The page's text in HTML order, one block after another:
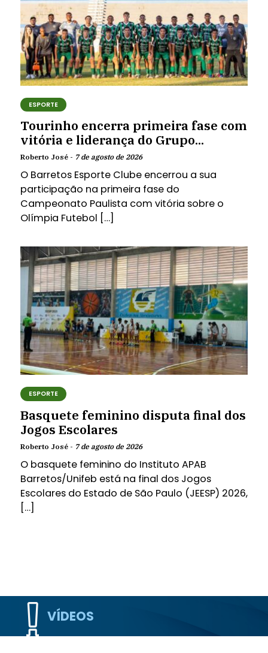
ESPORTE
Tourinho encerra primeira fase com
vitória e liderança do Grupo...
Roberto José - 7 de agosto de 2026
O Barretos Esporte Clube encerrou a sua
participação na primeira fase do
Campeonato Paulista com vitória sobre o
Olímpia Futebol […]
ESPORTE
Basquete feminino disputa final dos
Jogos Escolares
Roberto José - 7 de agosto de 2026
O basquete feminino do Instituto APAB
Barretos/Unifeb está na final dos Jogos
Escolares do Estado de São Paulo (JEESP) 2026,
[…]
VÍDEOS